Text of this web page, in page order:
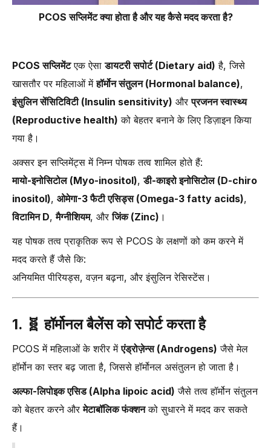
PCOS सप्लिमेंट क्या होता है और यह कैसे मदद करता है?
PCOS सप्लिमेंटएक ऐसाडायटरी सपोर्ट (Dietary aid) है, जिसे
खासतौर पर महिलाओं मेंहॉर्मोन संतुलन (Hormonal balance),
इंसुलिन सेंसिटिविटी (Insulin sensitivity) औरप्रजनन स्वास्थ्य
(Reproductive health) को बेहतर बनाने के लिए डिज़ाइन किया
गया है।
अक्सर इन सप्लिमेंट्स में निम्न पोषक तत्व शामिल होते हैं:
मायो-इनोसिटोल (Myo-inositol),डी-काइरो इनोसिटोल (D-chiro
inositol), ओमेगा-3 फैटी एसिड्स (Omega-3 fatty acids),
विटामिन D,मैग्नीशियम, औरजिंक (Zinc) ।
यह पोषक तत्व प्राकृतिक रूप से PCOS के लक्षणों को कम करने में
मदद करते हैं जैसे कि:
अनियमित पीरियड्स, वज़न बढ़ना, और इंसुलिन रेसिस्टेंस।
1. 🧬हॉर्मोनल बैलेंस को सपोर्ट करता है
PCOS में महिलाओं के शरीर मेंएंड्रोज़ेन्स (Androgens) जैसे मेल
हॉर्मोन का स्तर बढ़ जाता है, जिससे हॉर्मोनल असंतुलन हो जाता है।
अल्फा-लिपोइक एसिड (Alpha lipoic acid) जैसे तत्व हॉर्मोन संतुलन
को बेहतर करने औरमेटाबॉलिक फंक्शनको सुधारने में मदद कर सकते
हैं।